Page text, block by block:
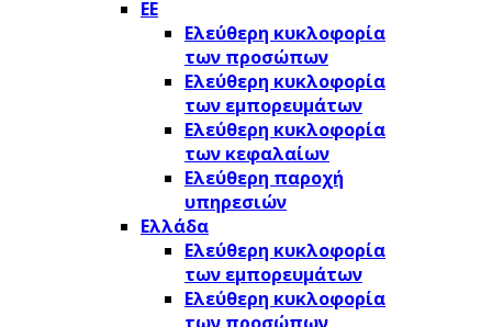
ΕΕ
Ελεύθερη κυκλοφορία
των προσώπων
Ελεύθερη κυκλοφορία
των εμπορευμάτων
Ελεύθερη κυκλοφορία
των κεφαλαίων
Ελεύθερη παροχή
υπηρεσιών
Ελλάδα
Ελεύθερη κυκλοφορία
των εμπορευμάτων
Ελεύθερη κυκλοφορία